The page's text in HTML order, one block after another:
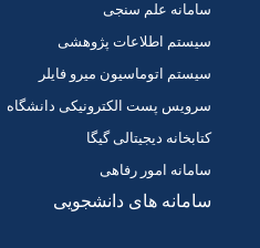
سامانه علم سنجی
سیستم اطلاعات پژوهشی
سیستم اتوماسیون میرو فایلر
سرویس پست الکترونیکی دانشگاه
کتابخانه دیجیتالی گیگا
سامانه امور رفاهی
سامانه های دانشجویی